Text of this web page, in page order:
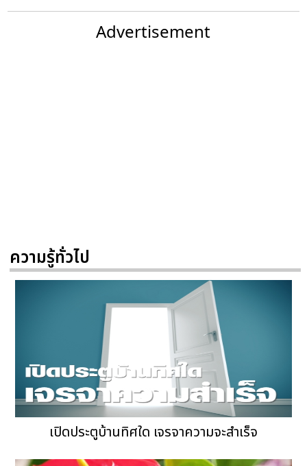
Advertisement
ความรู้ทั่วไป
เปิดประตูบ้านทิศใด เจรจาความจะสำเร็จ